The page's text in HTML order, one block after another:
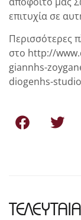
επιτυχία σε
Περισσότερες
στο http://
giannhs-
diogenhs-studio